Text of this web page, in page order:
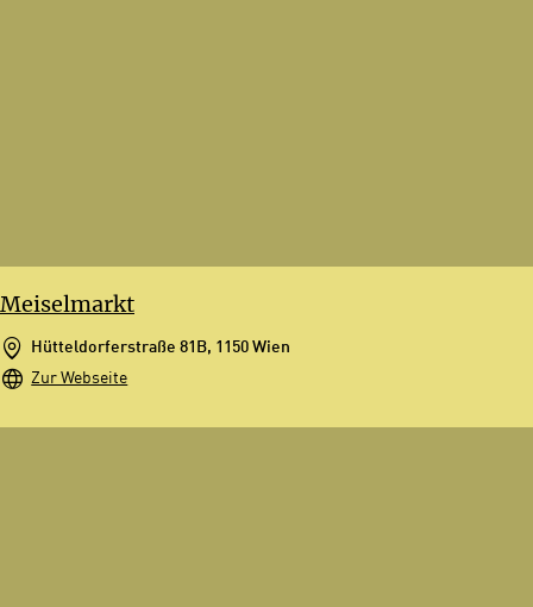
Meiselmarkt
Hütteldorferstraße 81B, 1150 Wien
Zur Webseite